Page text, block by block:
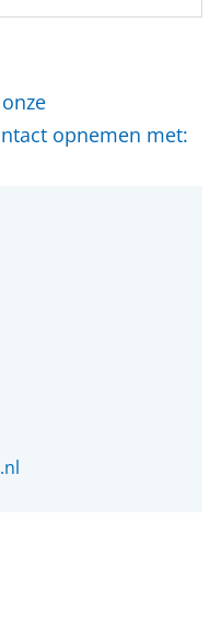
opnemen met: